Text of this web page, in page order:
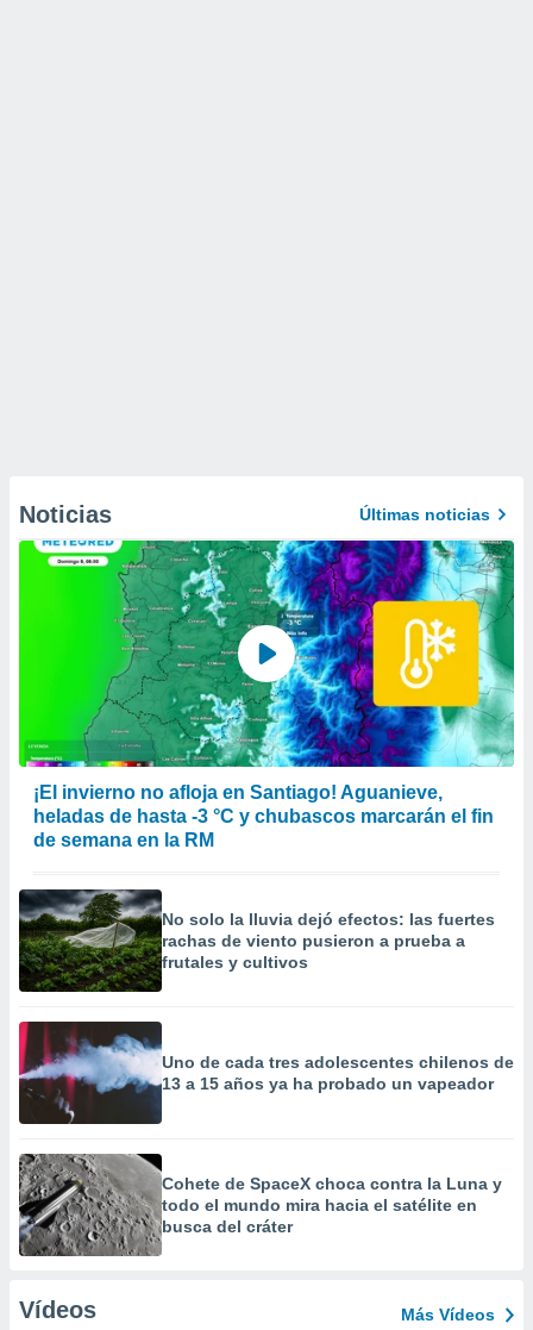
Noticias Últimas noticias
¡El invierno no afloja en Santiago! Aguanieve,
heladas de hasta -3 °C y chubascos marcarán el fin
de semana en la RM
No solo la lluvia dejó efectos: las fuertes
rachas de viento pusieron a prueba a
frutales y cultivos
Uno de cada tres adolescentes chilenos de
13 a 15 años ya ha probado un vapeador
Cohete de SpaceX choca contra la Luna y
todo el mundo mira hacia el satélite en
busca del cráter
Vídeos Más Vídeos